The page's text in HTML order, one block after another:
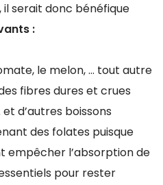
serait donc bénéfique
:
le melon, … tout autre
fibres dures et crues
d’autres boissons
des folates puisque
empêcher l’absorption de
pour rester